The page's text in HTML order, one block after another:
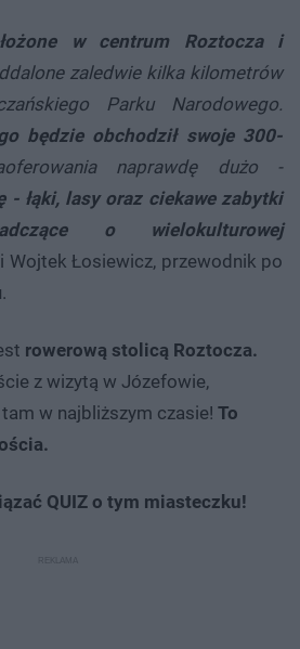
w centrum Roztocza i
zaledwie kilka kilometrów
Parku Narodowego.
będzie obchodził swoje 300-
naprawdę dużo -
- łąki, lasy oraz ciekawe zabytki
o wielokulturowej
Wojtek Łosiewicz, przewodnik po
rowerową stolicą Roztocza.
z wizytą w Józefowie,
w najbliższym czasie! To
QUIZ o tym miasteczku!